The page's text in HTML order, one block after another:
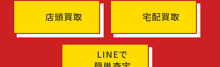
店頭買取 宅配買取
LINEで